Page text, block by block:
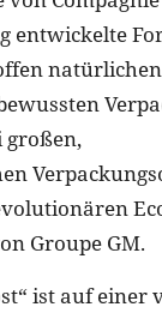
entwickelte
Groupe GM.
ist auf einer